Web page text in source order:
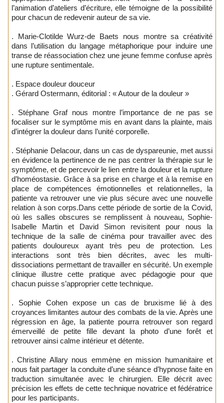
l’animation d’ateliers d’écriture, elle témoigne de la possibilité
pour chacun de redevenir auteur de sa vie.
. Marie-Clotilde Wurz-de Baets nous montre sa créativité
dans l’utilisation du langage métaphorique pour induire une
transe de réassociation chez une jeune femme confuse après
une rupture sentimentale.
. Espace douleur douceur
. Gérard Ostermann, éditorial : « Autour de la douleur »
. Stéphane Graf nous montre l’importance de ne pas se
focaliser sur le symptôme mis en avant dans la plainte, mais
d’intégrer la douleur dans l’unité corporelle.
. Stéphanie Delacour, dans un cas de dyspareunie, met aussi
en évidence la pertinence de ne pas centrer la thérapie sur le
symptôme, et de percevoir le lien entre la douleur et la rupture
d’homéostasie. Grâce à sa prise en charge et à la remise en
place de compétences émotionnelles et relationnelles, la
patiente va retrouver une vie plus sécure avec une nouvelle
relation à son corps.Dans cette période de sortie de la Covid,
où les salles obscures se remplissent à nouveau, Sophie-
Isabelle Martin et David Simon revisitent pour nous la
technique de la salle de cinéma pour travailler avec des
patients douloureux ayant très peu de protection. Les
interactions sont très bien décrites, avec les multi-
dissociations permettant de travailler en sécurité. Un exemple
clinique illustre cette pratique avec pédagogie pour que
chacun puisse s’approprier cette technique.
. Sophie Cohen expose un cas de bruxisme lié à des
croyances limitantes autour des combats de la vie. Après une
régression en âge, la patiente pourra retrouver son regard
émerveillé de petite fille devant la photo d’une forêt et
retrouver ainsi calme intérieur et détente.
. Christine Allary nous emmène en mission humanitaire et
nous fait partager la conduite d’une séance d’hypnose faite en
traduction simultanée avec le chirurgien. Elle décrit avec
précision les effets de cette technique novatrice et fédératrice
pour les participants.